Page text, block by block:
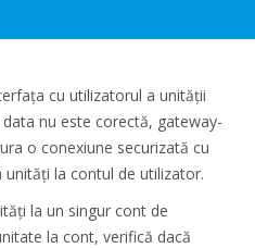
cu utilizatorul a unității
nu este corectă, gateway-
o conexiune securizată cu
unități la contul de utilizator.
la un singur cont de
la cont, verifică dacă